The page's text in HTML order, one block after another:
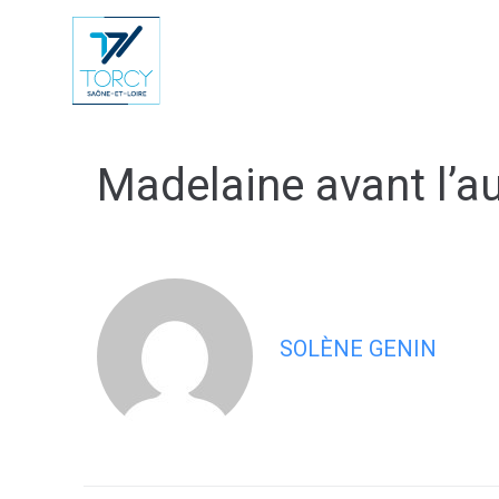
Madelaine avant
SOLÈNE GENIN